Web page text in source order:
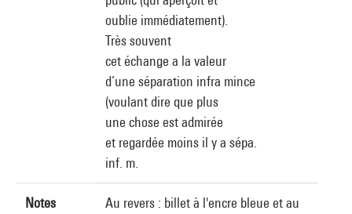
oublie immédiatement).
Très souvent
cet échange a la valeur
d’une séparation infra mince
(voulant dire que plus
une chose est admirée
et regardée moins il y a sépa.
inf. m.
Notes
Au revers : billet à l'encre bleue et au